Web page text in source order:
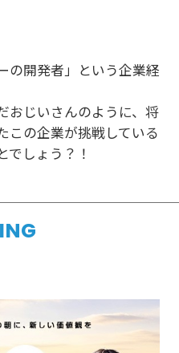
の開発者」という企業経
おじいさんのように、将
この企業が挑戦している
でしょう？！